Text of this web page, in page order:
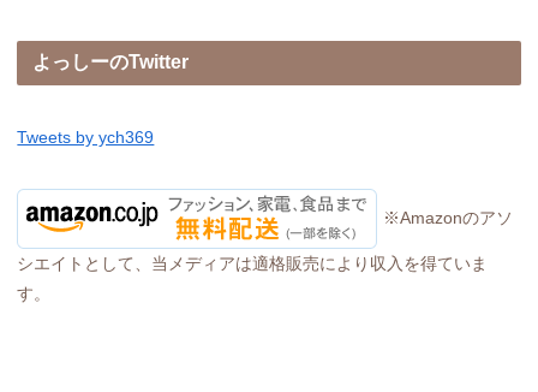
よっしーのTwitter
Tweets by ych369
※Amazonのアソ
シエイトとして、当メディアは適格販売により収入を得ていま
す。